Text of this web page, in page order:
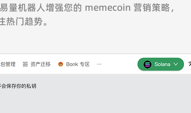
量机器人增强您的 memecoin 营销策略，
热门趋势。